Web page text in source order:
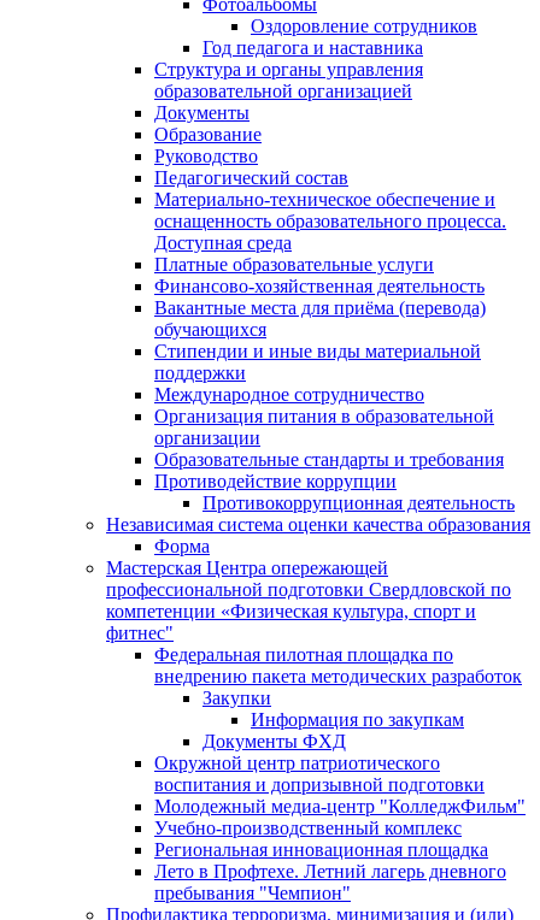
Фотоальбомы
Оздоровление сотрудников
Год педагога и наставника
Структура и органы управления
образовательной организацией
Документы
Образование
Руководство
Педагогический состав
Материально-техническое обеспечение и
оснащенность образовательного процесса.
Доступная среда
Платные образовательные услуги
Финансово-хозяйственная деятельность
Вакантные места для приёма (перевода)
обучающихся
Стипендии и иные виды материальной
поддержки
Международное сотрудничество
Организация питания в образовательной
организации
Образовательные стандарты и требования
Противодействие коррупции
Противокоррупционная деятельность
Независимая система оценки качества образования
Форма
Мастерская Центра опережающей
профессиональной подготовки Свердловской по
компетенции «Физическая культура, спорт и
фитнес"
Федеральная пилотная площадка по
внедрению пакета методических разработок
Закупки
Информация по закупкам
Документы ФХД
Окружной центр патриотического
воспитания и допризывной подготовки
Молодежный медиа-центр "КолледжФильм"
Учебно-производственный комплекс
Региональная инновационная площадка
Лето в Профтехе. Летний лагерь дневного
пребывания "Чемпион"
Профилактика терроризма, минимизация и (или)